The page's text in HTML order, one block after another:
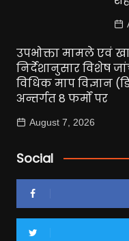
उपभोक्ता मामले एवं
निर्देशानुसार विशेष
विधिक माप विज्ञान
अन्तर्गत 8 फर्मों पर
August 7, 2026
Social